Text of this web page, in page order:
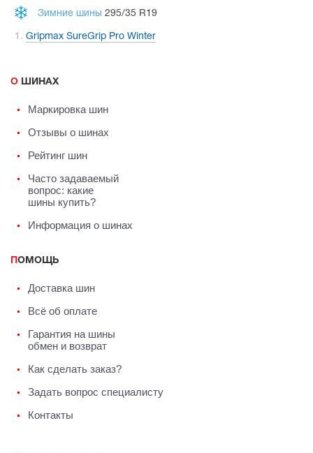
Зимние шины 295/35 R19
Gripmax SureGrip Pro Winter
О ШИНАХ
Маркировка шин
Отзывы о шинах
Рейтинг шин
Часто задаваемый
вопрос: какие
шины купить?
Информация о шинах
ПОМОЩЬ
Доставка шин
Всё об оплате
Гарантия на шины
обмен и возврат
Как сделать заказ?
Задать вопрос специалисту
Контакты